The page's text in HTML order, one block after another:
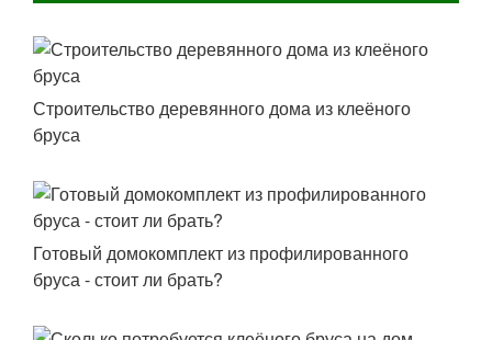
Строительство деревянного дома из клеёного
бруса
Готовый домокомплект из профилированного
бруса - стоит ли брать?